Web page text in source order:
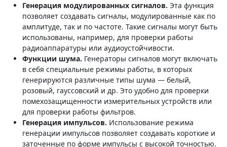
Генерация модулированных сигналов. Эта функция
позволяет создавать сигналы, модулированные как по
амплитуде, так и по частоте. Такие сигналы могут быть
использованы, например, для проверки работы
радиоаппаратуры или аудиоустойчивости.
Функции шума. Генераторы сигналов могут включать
в себя специальные режимы работы, в которых
генерируются различные типы шума — белый,
розовый, гауссовский и др. Это удобно для проверки
помехозащищенности измерительных устройств или
для проверки работы фильтров.
Генерация импульсов. Использование режима
генерации импульсов позволяет создавать короткие и
заточенные по форме импульсы с высокой точностью.